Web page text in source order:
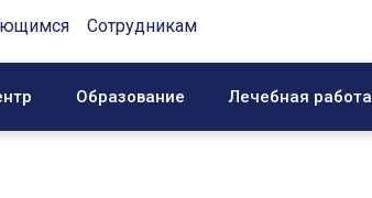
Сотрудникам
Образование Лечебная работа